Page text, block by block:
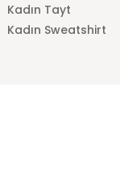
Kadın Tayt
Kadın Sweatshirt